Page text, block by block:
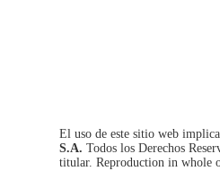
El uso de este sitio web
S.A. Todos los Derechos
titular. Reproduction in whole